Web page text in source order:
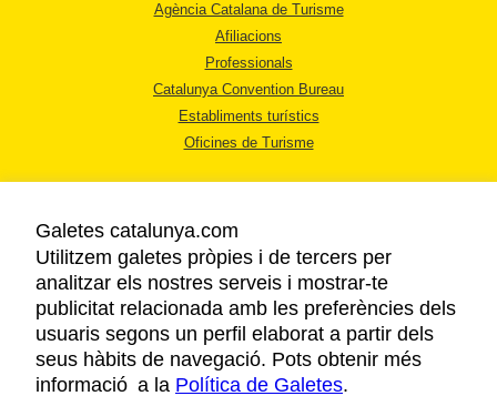
Agència Catalana de Turisme
Afiliacions
Professionals
Catalunya Convention Bureau
Establiments turístics
Oficines de Turisme
AVÍS LEGAL
POLÍTICA DE PRIVACITAT
COOKIES
ACCESSIBILITAT
Galetes catalunya.com
Utilitzem galetes pròpies i de tercers per
analitzar els nostres serveis i mostrar-te
publicitat relacionada amb les preferències dels
usuaris segons un perfil elaborat a partir dels
seus hàbits de navegació. Pots obtenir més
informació a la Política de Galetes.